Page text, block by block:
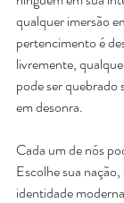
qualquer imersão
pertencimento é
livremente,
pode ser quebrado
em desonra.
Cada um de nós
Escolhe sua
identidade